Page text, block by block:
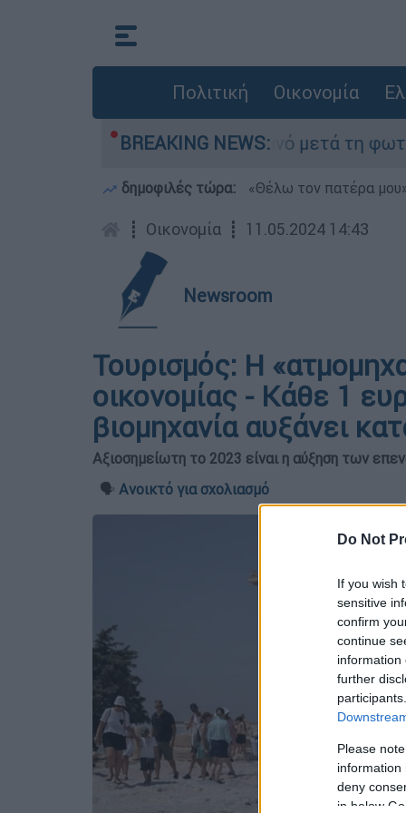
Do Not
If you wish
sensitive
confirm
continue
information
further
Please
information
deny
in below
Πολιτική Οικονομία
BREAKING NEWS:
στο Πόρτο Γερμανό μετά τη φωτιά -
δημοφιλές τώρα: «Θέλω τον πατέρα
┋ Οικονομία ┋ 11.05.2024 14:43
Newsroom
Τουρισμός: Η
οικονομίας - Κάθε 1
βιομηχανία αυξάνει
Αξιοσημείωτη το 2023 είναι η αύξηση των
🗣️ Ανοικτό για σχολιασμό